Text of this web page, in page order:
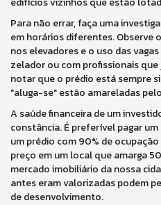
Para não errar, faça uma
em horários diferentes. Observe
nos elevadores e o uso das
zelador ou com profissionais
notar que o prédio está sempre
"aluga-se" estão amareladas
A saúde financeira de um
constância. É preferível pagar
um prédio com 90% de
preço em um local que amarga
mercado imobiliário da nossa
antes eram valorizadas podem
de desenvolvimento.